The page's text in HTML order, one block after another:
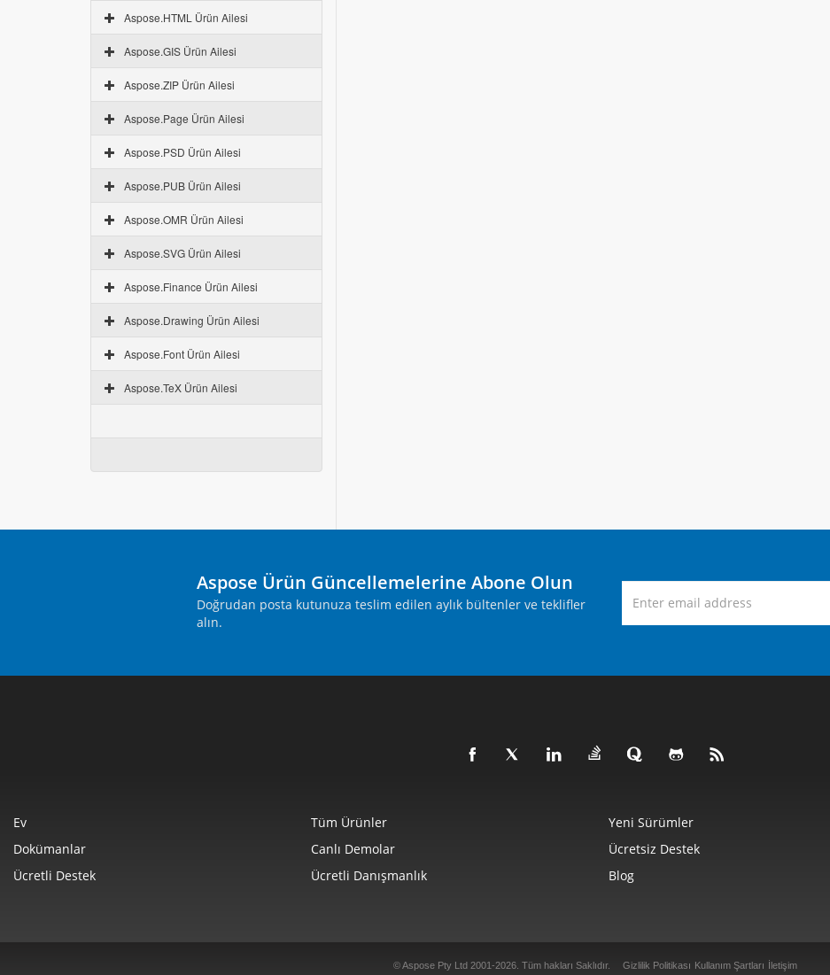
Aspose.HTML Ürün Ailesi
Aspose.GIS Ürün Ailesi
Aspose.ZIP Ürün Ailesi
Aspose.Page Ürün Ailesi
Aspose.PSD Ürün Ailesi
Aspose.PUB Ürün Ailesi
Aspose.OMR Ürün Ailesi
Aspose.SVG Ürün Ailesi
Aspose.Finance Ürün Ailesi
Aspose.Drawing Ürün Ailesi
Aspose.Font Ürün Ailesi
Aspose.TeX Ürün Ailesi
Aspose Ürün Güncellemelerine Abone Olun
Doğrudan posta kutunuza teslim edilen aylık bültenler ve teklifler
alın.
Ev Tüm Ürünler Yeni Sürümler
Dokümanlar
Canlı Demolar Ücretsiz Destek
Ücretli Destek
Ücretli Danışmanlık Blog
© Aspose Pty Ltd 2001-2026. Tüm hakları Saklıdır. Gizlilik Politikası Kullanım Şartları İletişim